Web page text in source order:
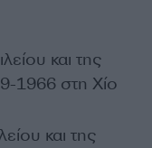
και της
1966 στη Χίο
και της